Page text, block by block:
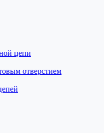
цепи
отверстием